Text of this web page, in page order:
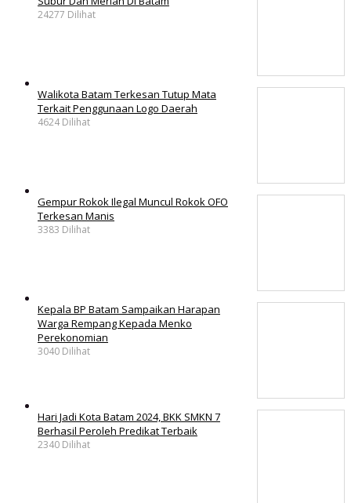
24277 Dilihat
Walikota Batam Terkesan Tutup Mata
Terkait Penggunaan Logo Daerah
4624 Dilihat
Gempur Rokok Ilegal Muncul Rokok OFO
Terkesan Manis
3383 Dilihat
Kepala BP Batam Sampaikan Harapan
Warga Rempang Kepada Menko
Perekonomian
3040 Dilihat
Hari Jadi Kota Batam 2024, BKK SMKN 7
Berhasil Peroleh Predikat Terbaik
2340 Dilihat